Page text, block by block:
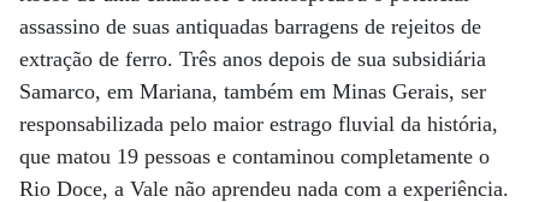
assassino de suas antiquadas barragens de rejeitos de
extração de ferro. Três anos depois de sua subsidiária
Samarco, em Mariana, também em Minas Gerais, ser
responsabilizada pelo maior estrago fluvial da história,
que matou 19 pessoas e contaminou completamente o
Rio Doce, a Vale não aprendeu nada com a experiência.